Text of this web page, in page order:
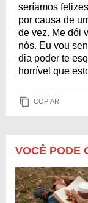
seríamos
por causa de
de vez. Me dói
nós. Eu vou
dia poder te
horrível que
COPIAR
VOCÊ PODE